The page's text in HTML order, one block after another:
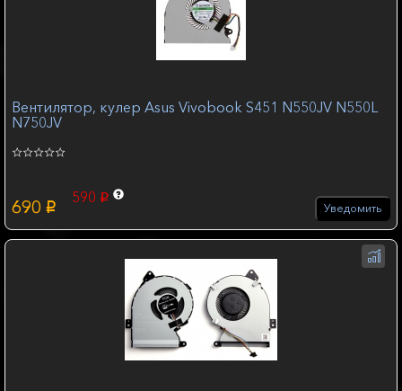
Вентилятор, кулер Asus Vivobook S451 N550JV N550L
N750JV
690 p
590 p
Уведомить